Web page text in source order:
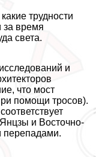
трудности
за время
света.
и
что мост
помощи тросов).
и Восточно-
перепадами.